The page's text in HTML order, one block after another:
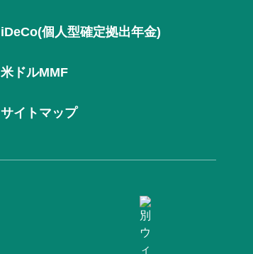
iDeCo(個人型確定拠出年金)
米ドルMMF
サイトマップ